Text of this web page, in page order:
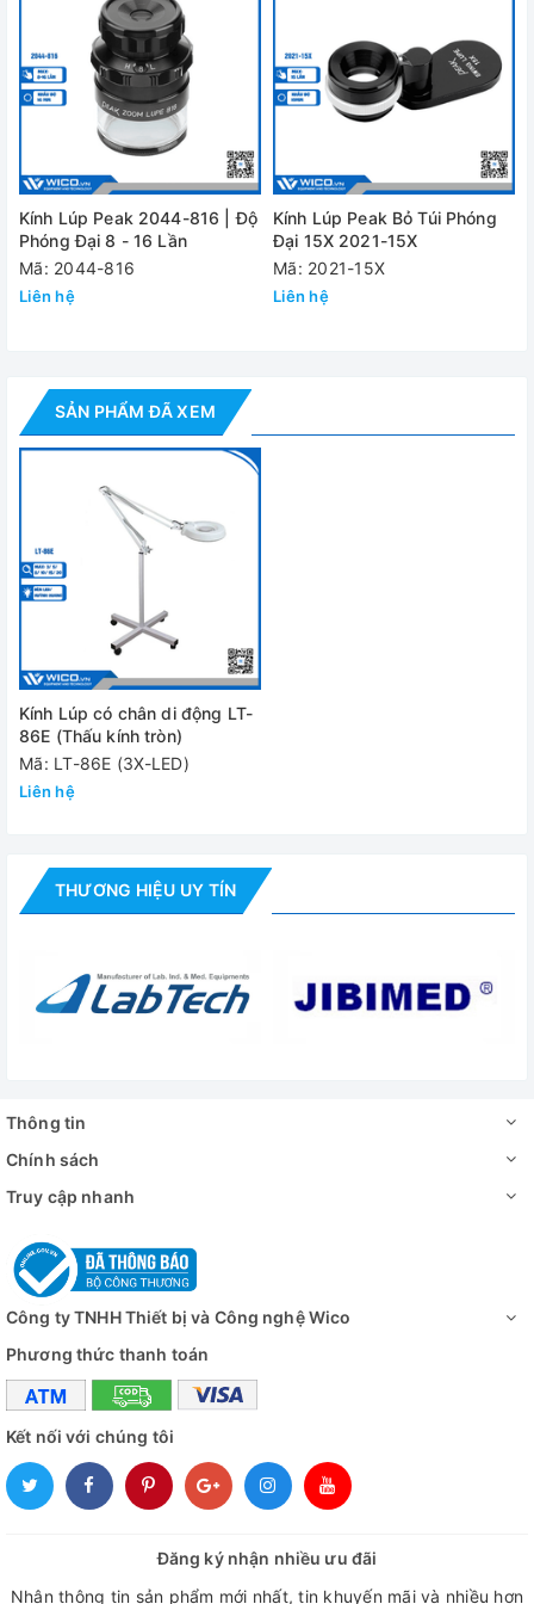
- Công suất:Đèn LED 12W hoặc đèn Huỳnh quang 22W
- Điện áp: 220V /50HZ
- Bộ bảo vệ quá dòng khi có hiện tượng bất thường.
Cung cấp bao gồm:
- Kính lúp có chân di động LT-86E
- Phụ kiện tiêu chuẩn
- CO, CQ tài liệu theo kính
Kính Lúp Peak 2044-816 | Độ
Phóng Đại 8 - 16 Lần
Mã: 2044-816
Liên hệ
Kính Lúp Peak Bỏ Túi Phóng
Đại 15X 2021-15X
Mã: 2021-15X
Liên hệ
SẢN PHẨM ĐÃ XEM
Kính Lúp có chân di động LT-
86E (Thấu kính tròn)
Mã: LT-86E (3X-LED)
Liên hệ
THƯƠNG HIỆU UY TÍN
Thông tin
Chính sách
Truy cập nhanh
Công ty TNHH Thiết bị và Công nghệ Wico
Phương thức thanh toán
Kết nối với chúng tôi
Đăng ký nhận nhiều ưu đãi
Nhận thông tin sản phẩm mới nhất, tin khuyến mãi và nhiều hơn